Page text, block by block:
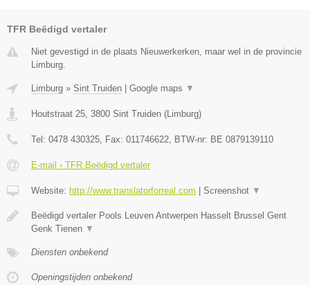
TFR Beëdigd vertaler
Niet gevestigd in de plaats Nieuwerkerken, maar wel in de provincie
Limburg.
Limburg » Sint Truiden | Google maps ▼
Houtstraat 25 3800 Sint Truiden (Limburg)
Tel: 0478 430325 , Fax: 011746622 , BTW-nr: BE 0879139110
E-mail › TFR Beëdigd vertaler
Website: http://www.translatorforreal.com | Screenshot ▼
Beëdigd vertaler Pools Leuven Antwerpen Hasselt Brussel Gent
Genk Tienen ▼
Diensten onbekend
Openingstijden onbekend